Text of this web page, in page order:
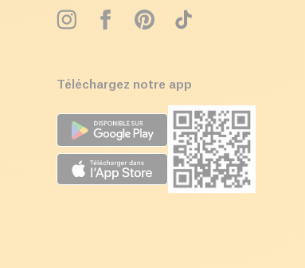
Téléchargez notre app